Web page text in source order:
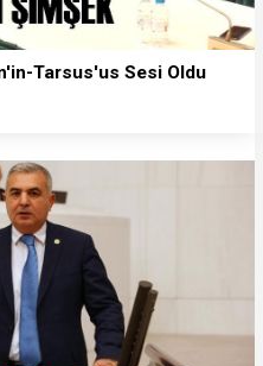
Tarsus'us Sesi Oldu